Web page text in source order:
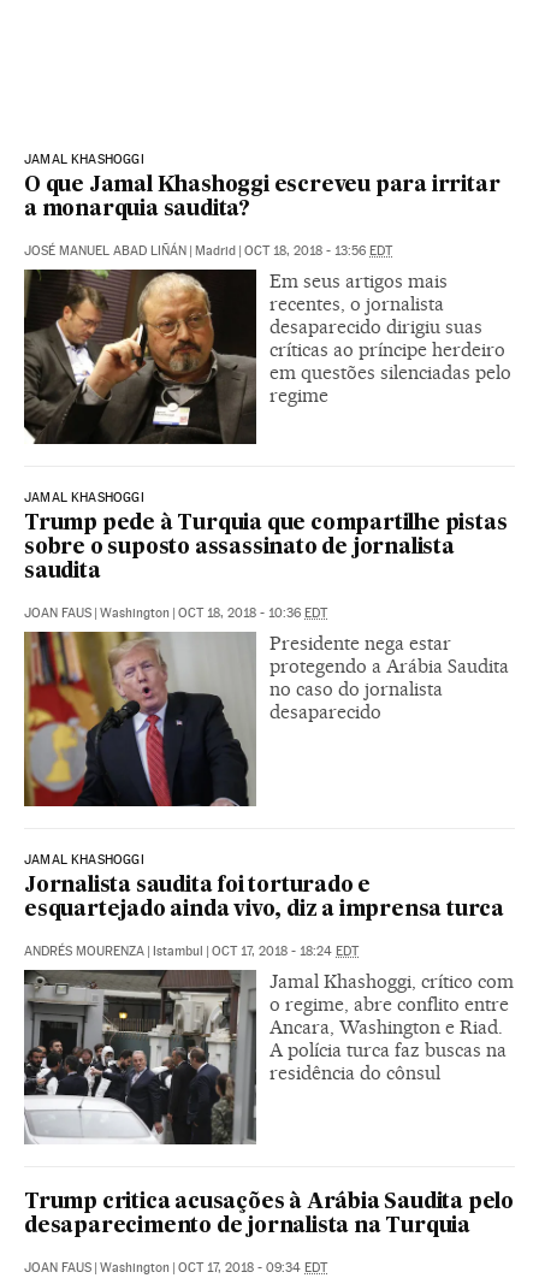
JAMAL KHASHOGGI
O que Jamal Khashoggi escreveu para irritar
a monarquia saudita?
JOSÉ MANUEL ABAD LIÑÁN | Madrid | OCT 18, 2018 - 13:56 EDT
Em seus artigos mais
recentes, o jornalista
desaparecido dirigiu suas
críticas ao príncipe herdeiro
em questões silenciadas pelo
regime
JAMAL KHASHOGGI
Trump pede à Turquia que compartilhe pistas
sobre o suposto assassinato de jornalista
saudita
JOAN FAUS | Washington | OCT 18, 2018 - 10:36 EDT
Presidente nega estar
protegendo a Arábia Saudita
no caso do jornalista
desaparecido
JAMAL KHASHOGGI
Jornalista saudita foi torturado e
esquartejado ainda vivo, diz a imprensa turca
ANDRÉS MOURENZA | Istambul | OCT 17, 2018 - 18:24 EDT
Jamal Khashoggi, crítico com
o regime, abre conflito entre
Ancara, Washington e Riad.
A polícia turca faz buscas na
residência do cônsul
Trump critica acusações à Arábia Saudita pelo
desaparecimento de jornalista na Turquia
JOAN FAUS | Washington | OCT 17, 2018 - 09:34 EDT